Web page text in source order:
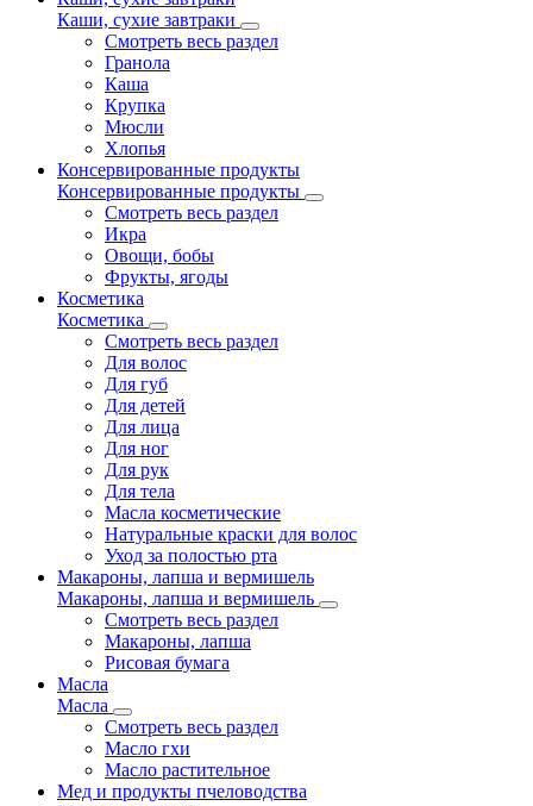
Каши, сухие завтраки
Смотреть весь раздел
Гранола
Каша
Крупка
Мюсли
Хлопья
Консервированные продукты
Консервированные продукты
Смотреть весь раздел
Икра
Овощи, бобы
Фрукты, ягоды
Косметика
Косметика
Смотреть весь раздел
Для волос
Для губ
Для детей
Для лица
Для ног
Для рук
Для тела
Масла косметические
Натуральные краски для волос
Уход за полостью рта
Макароны, лапша и вермишель
Макароны, лапша и вермишель
Смотреть весь раздел
Макароны, лапша
Рисовая бумага
Масла
Масла
Смотреть весь раздел
Масло гхи
Масло растительное
Мед и продукты пчеловодства